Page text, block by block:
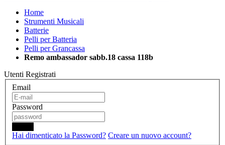
Home
Strumenti Musicali
Batterie
Pelli per Batteria
Pelli per Grancassa
Remo ambassador sabb.18 cassa 118b
Utenti Registrati
Email
Password
Hai dimenticato la Password? Creare un nuovo account?